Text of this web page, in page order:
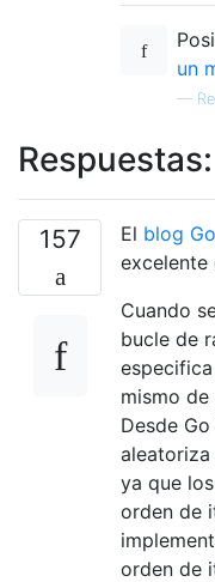
un
—
Respuestas:
157 El blog
excelente
Cuando
bucle de
mismo
Desde
ya que
orden de
orden de